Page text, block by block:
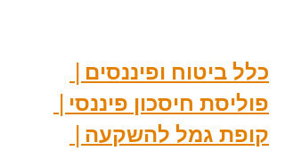
כלל ביטוח ופיננסים |
פוליסת חיסכון פיננסי |
קופת גמל להשקעה |